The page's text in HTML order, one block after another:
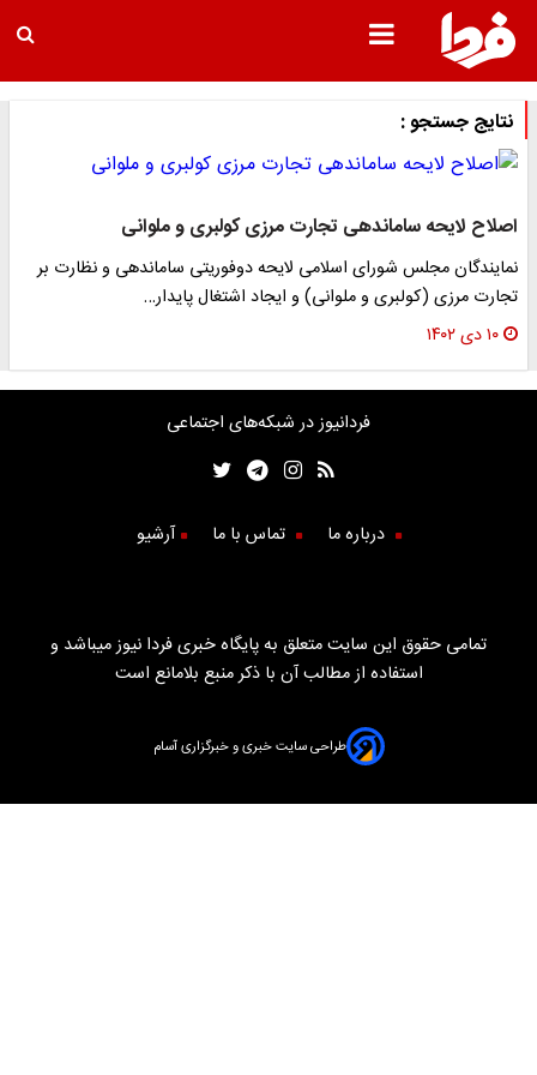
نتایج جستجو :
اصلاح لایحه ساماندهی تجارت‌ مرزی کولبری و ملوانی
نمایندگان مجلس شورای اسلامی لایحه دوفوریتی ساماندهی و نظارت بر
تجارت مرزی (کولبری و ملوانی) و ایجاد اشتغال پایدار…
۱۰ دی ۱۴۰۲
فردانیوز در شبکه‌های اجتماعی
درباره ما تماس با ما آرشیو
تمامی حقوق این سایت متعلق به پایگاه خبری فردا نیوز میباشد و
استفاده از مطالب آن با ذکر منبع بلامانع است
طراحی سایت خبری و خبرگزاری آسام